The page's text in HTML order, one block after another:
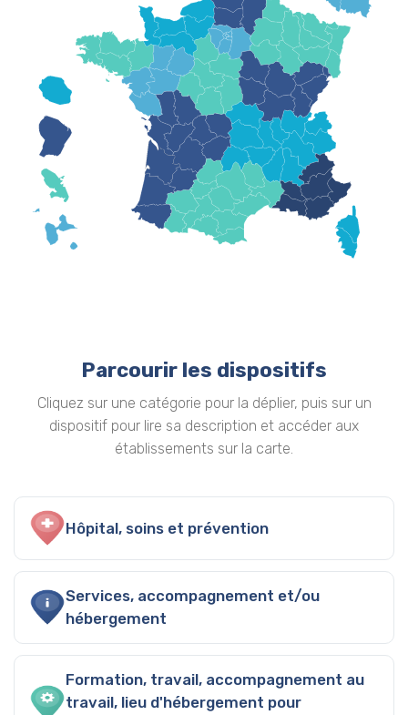
Parcourir les dispositifs
Cliquez sur une catégorie pour la déplier, puis sur un
dispositif pour lire sa description et accéder aux
établissements sur la carte.
Hôpital, soins et prévention
Services, accompagnement et/ou
hébergement
Formation, travail, accompagnement au
travail, lieu d'hébergement pour